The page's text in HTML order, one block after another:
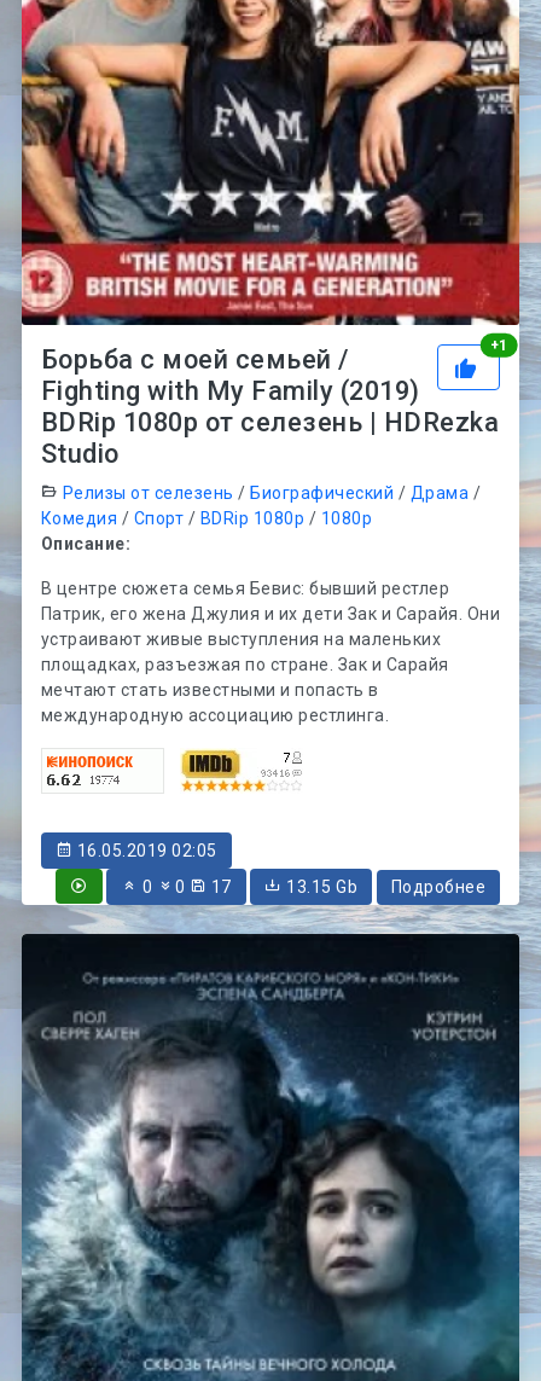
+1
Борьба с моей семьей /
Fighting with My Family (2019)
BDRip 1080p от селезень | HDRezka
Studio
Релизы от селезень / Биографический / Драма /
Комедия / Спорт / BDRip 1080p / 1080p
Описание:
В центре сюжета семья Бевис: бывший рестлер
Патрик, его жена Джулия и их дети Зак и Сарайя. Они
устраивают живые выступления на маленьких
площадках, разъезжая по стране. Зак и Сарайя
мечтают стать известными и попасть в
международную ассоциацию рестлинга.
16.05.2019 02:05
0
0 17 13.15 Gb Подробнее